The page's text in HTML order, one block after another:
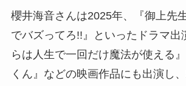
櫻井海音さんは2025年、『御上先
でバズってろ!!』といったドラマ出
らは人生で一回だけ魔法が使える
くん』などの映画作品にも出演し